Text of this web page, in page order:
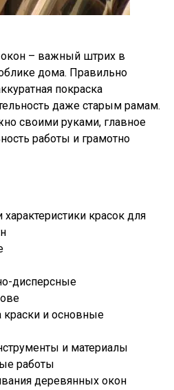
окон – важный штрих в
дома. Правильно
покраска
даже старым рамам.
своими руками, главное
работы и грамотно
красок для
дисперсные
и основные
и материалы
работы
деревянных окон